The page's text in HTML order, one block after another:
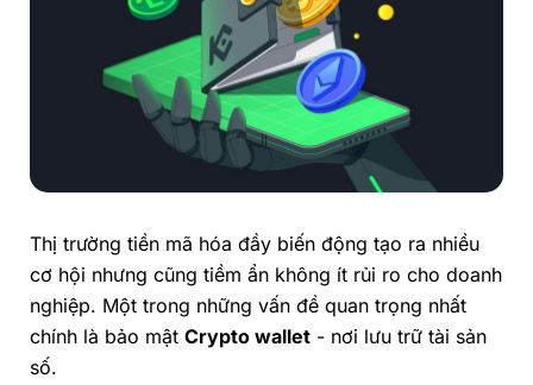
Thị trường tiền mã hóa đầy biến động tạo ra nhiều
cơ hội nhưng cũng tiềm ẩn không ít rủi ro cho doanh
nghiệp. Một trong những vấn đề quan trọng nhất
chính là bảo mật Crypto wallet - nơi lưu trữ tài sản
số.